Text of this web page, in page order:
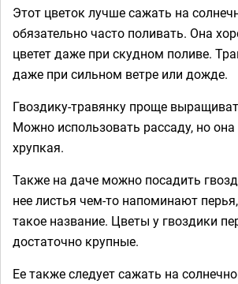
Этот цветок лучше сажать на
обязательно часто поливать. Она
цветет даже при скудном поливе.
даже при сильном ветре или дожде.
Гвоздику-травянку проще
Можно использовать рассаду, но
хрупкая.
Также на даче можно посадить
нее листья чем-то напоминают
такое название. Цветы у гвоздики
достаточно крупные.
Ее также следует сажать на